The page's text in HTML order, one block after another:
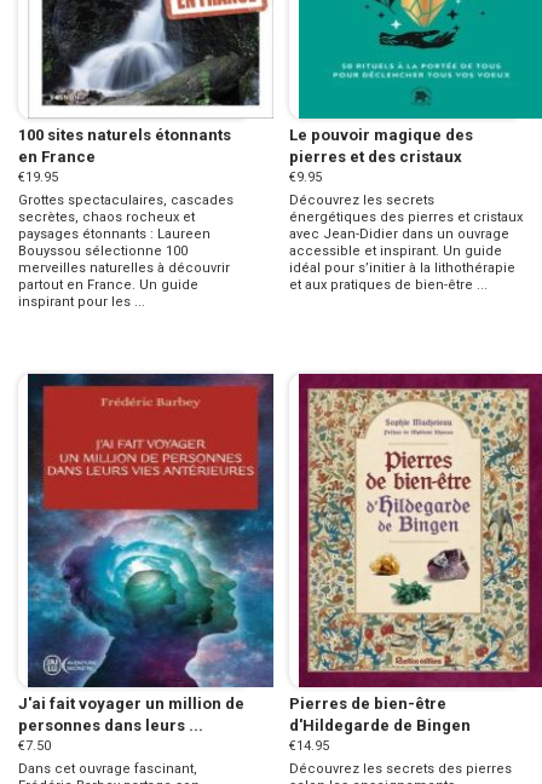
100 sites naturels étonnants
en France
€19.95
Grottes spectaculaires, cascades
secrètes, chaos rocheux et
paysages étonnants : Laureen
Bouyssou sélectionne 100
merveilles naturelles à découvrir
partout en France. Un guide
inspirant pour les ...
Le pouvoir magique des
pierres et des cristaux
€9.95
Découvrez les secrets
énergétiques des pierres et cristaux
avec Jean-Didier dans un ouvrage
accessible et inspirant. Un guide
idéal pour s’initier à la lithothérapie
et aux pratiques de bien-être ...
J'ai fait voyager un million de
personnes dans leurs ...
€7.50
Dans cet ouvrage fascinant,
Pierres de bien-être
d'Hildegarde de Bingen
€14.95
Découvrez les secrets des pierres